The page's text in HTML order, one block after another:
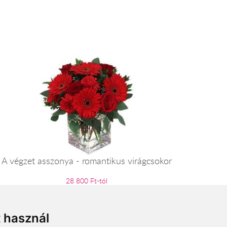
A végzet asszonya - romantikus virágcsokor
28 800 Ft-tól